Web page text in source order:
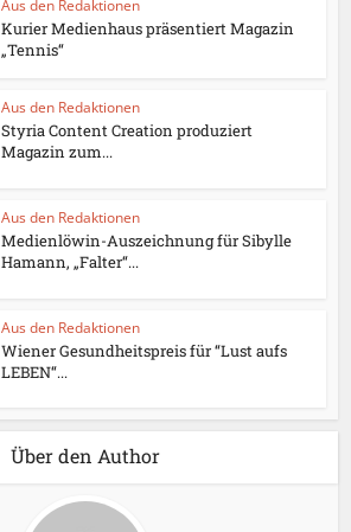
Aus den Redaktionen
Kurier Medienhaus präsentiert Magazin
„Tennis“
Aus den Redaktionen
Styria Content Creation produziert
Magazin zum...
Aus den Redaktionen
Medienlöwin-Auszeichnung für Sibylle
Hamann, „Falter“...
Aus den Redaktionen
Wiener Gesundheitspreis für “Lust aufs
LEBEN“...
Über den Author